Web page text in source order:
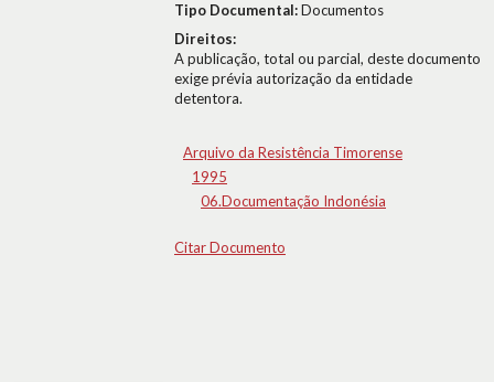
Tipo Documental:Documentos
Direitos:
A publicação, total ou parcial, deste documento
exige prévia autorização da entidade
detentora.
Arquivo da Resistência Timorense
1995
06.Documentação Indonésia
Citar Documento